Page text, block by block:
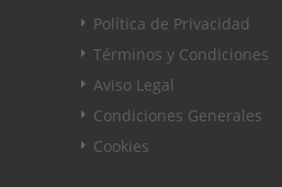
Política de Privacidad
Términos y Condiciones
Aviso Legal
Condiciones Generales
Cookies